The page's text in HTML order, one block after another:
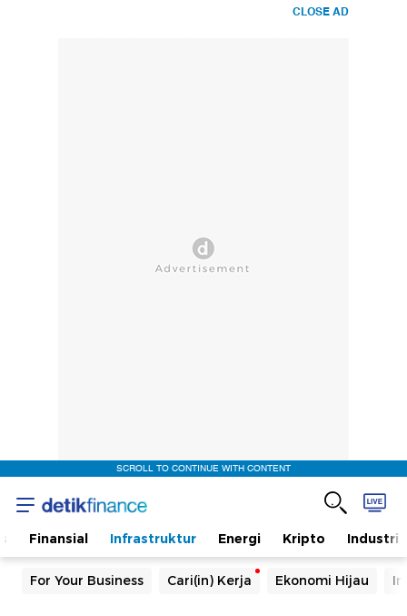
CLOSE AD
SCROLL TO CONTINUE WITH CONTENT
Finansial Infrastruktur Energi Kripto Industri
For Your Business Cari(in) Kerja Ekonomi Hijau